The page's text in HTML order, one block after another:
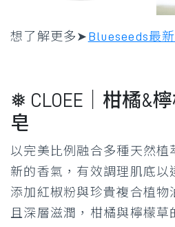
想了解更多➤ Blueseeds最
❅ CLOEE｜柑橘&
皂
以完美比例融合多種天然植
新的香氣，有效調理肌底以
添加紅椒粉與珍貴複合植物
且深層滋潤，柑橘與檸檬草